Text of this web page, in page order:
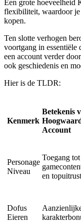
Een grote hoeveelheid
flexibiliteit, waardoor
kopen.
Ten slotte verhogen
voortgang in essentiële
een account verder
ook geschiedenis en
Hier is de TLDR:
Kenmerk
Betekenis
Account
Personage
Niveau
Toegang
en
Dofus
Eieren